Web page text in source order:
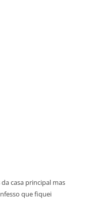
casa principal mas
que fiquei